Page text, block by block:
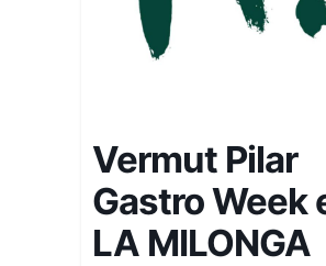
Vermut Pilar
Gastro Week
LA MILONGA